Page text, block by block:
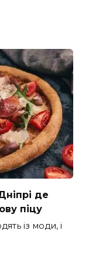
де
піцу
із моди, і